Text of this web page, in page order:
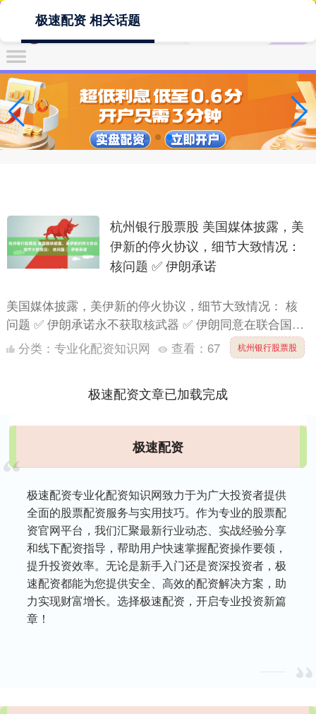
极速配资 相关话题
杭州银行股票股 美国媒体披露，美
伊新的停火协议，细节大致情况：
核问题 ✅ 伊朗承诺
美国媒体披露，美伊新的停火协议，细节大致情况： 核
问题 ✅ 伊朗承诺永不获取核武器 ✅ 伊朗同意在联合国核
查人员监督下，在伊朗境内对高浓缩铀进行稀释 ✅ 伊朗
分类： 专业化配资知识网 查看： 67 杭州银行股票股
极速配资文章已加载完成
极速配资
极速配资专业化配资知识网致力于为广大投资者提供
全面的股票配资服务与实用技巧。作为专业的股票配
资官网平台，我们汇聚最新行业动态、实战经验分享
和线下配资指导，帮助用户快速掌握配资操作要领，
提升投资效率。无论是新手入门还是资深投资者，极
速配资都能为您提供安全、高效的配资解决方案，助
力实现财富增长。选择极速配资，开启专业投资新篇
章！